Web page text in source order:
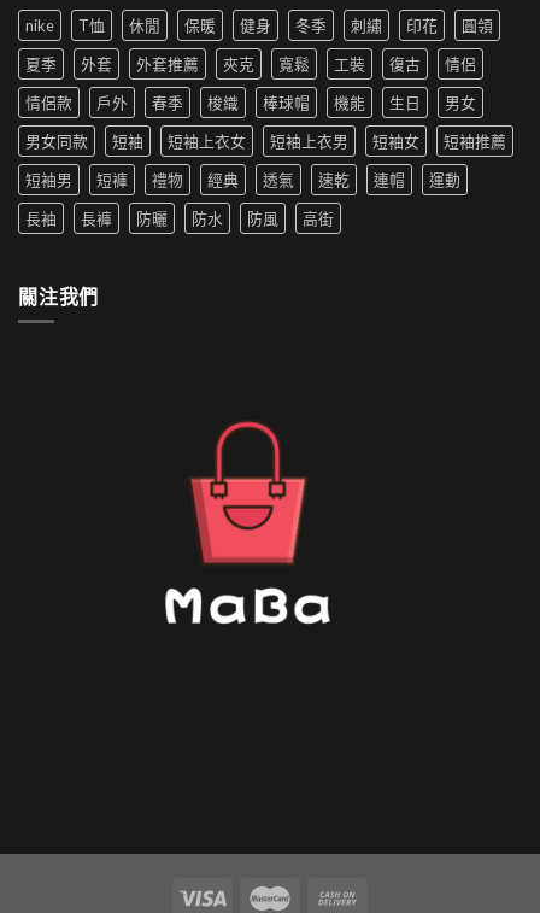
尚
革
新〉
中
為
夏
季
新
寵〉
中
生
穿
搭
推
薦|
女
生
穿
推
薦〉
中
用
洗
衣
機
嗎
防
水
的
外
套
清
洗〉
nike T恤 休閒 保暖 健身 冬季 刺繡 印花
圓領
夏季
外套 外套推薦 夾克 寬鬆 工裝 復古
情侶
情侶款
戶外 春季 梭織 棒球帽 機能 生日
男女
男女同款
短袖 短袖上衣女 短袖上衣男 短袖女
短袖推薦
短袖男
短褲 禮物 經典 透氣 速乾 連帽
運動
長袖
長褲 防曬 防水 防風 高街
關注我們